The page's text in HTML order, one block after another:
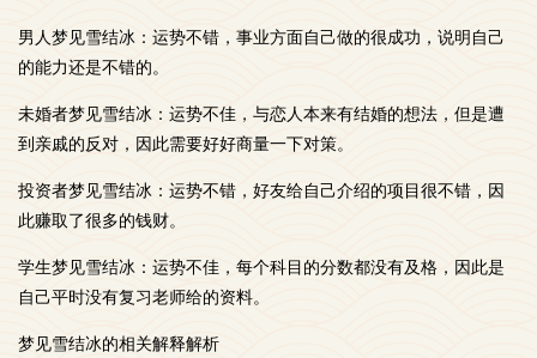
男人梦见雪结冰：运势不错，事业方面自己做的很成功，说明自己
的能力还是不错的。
未婚者梦见雪结冰：运势不佳，与恋人本来有结婚的想法，但是遭
到亲戚的反对，因此需要好好商量一下对策。
投资者梦见雪结冰：运势不错，好友给自己介绍的项目很不错，因
此赚取了很多的钱财。
学生梦见雪结冰：运势不佳，每个科目的分数都没有及格，因此是
自己平时没有复习老师给的资料。
梦见雪结冰的相关解释解析